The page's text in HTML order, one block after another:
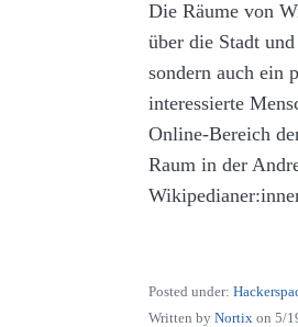
In unserem Fall
auch wenn
Meiner Meinung
Portionsgröße,
Der maritime
Modellbauverein
Handelsschiffe
Pont Flaubert zu
sind im ganzen
Die Räume von
über die Stadt
sondern auch ein
interessierte
Online-Bereich
Raum in der
Posted under:
Written by Nortix on 5/